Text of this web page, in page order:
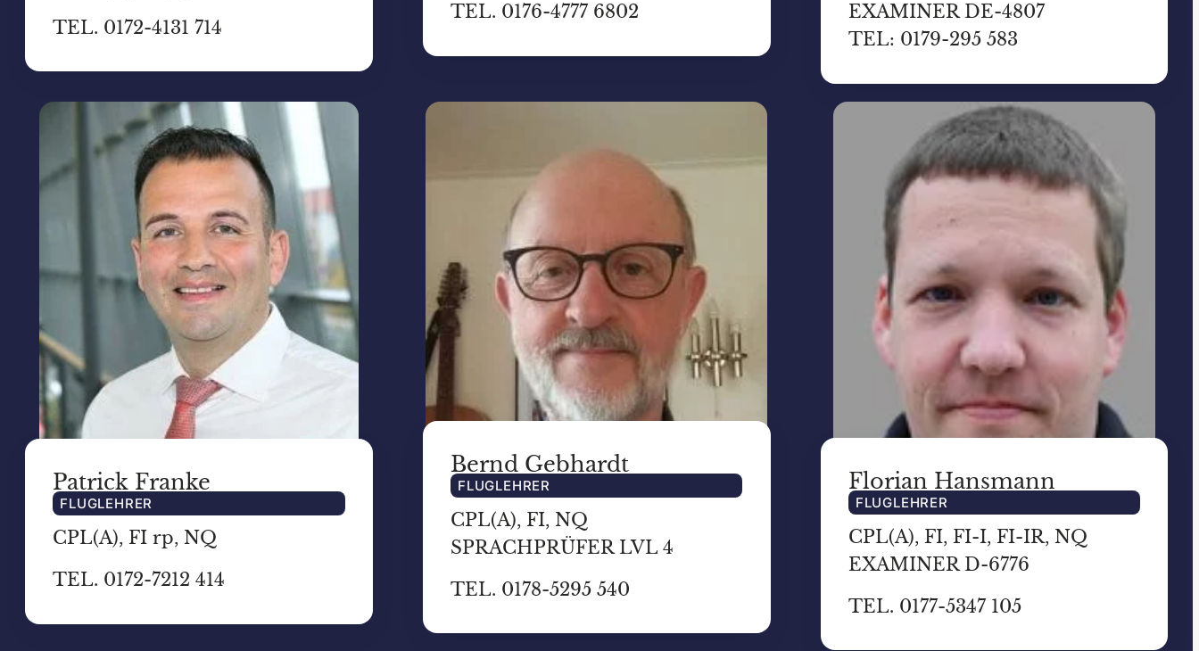
TEL. 0172-4131 714
TEL. 0176-4777 6802
EXAMINER DE-4807
TEL: 0179-295 583
Patrick Franke
FLUGLEHRER
CPL(A), FI rp, NQ
TEL. 0172-7212 414
Bernd Gebhardt
FLUGLEHRER
CPL(A), FI, NQ
SPRACHPRÜFER LVL 4
TEL. 0178-5295 540
Florian Hansmann
FLUGLEHRER
CPL(A), FI, FI-I, FI-IR, NQ
EXAMINER D-6776
TEL. 0177-5347 105